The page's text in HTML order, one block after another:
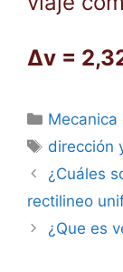
Δv =
Etiquetas
dirección
¿Cuáles
rectilineo
¿Que es